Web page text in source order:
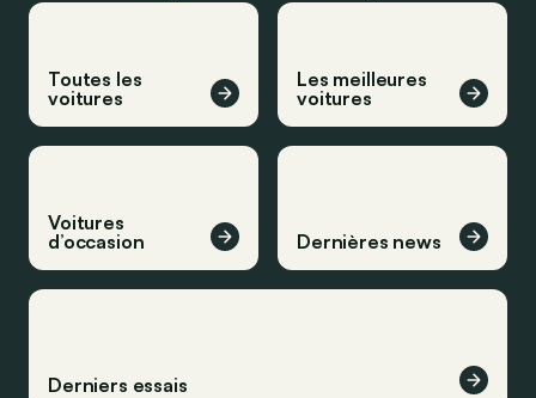
Toutes les
voitures
Les meilleures
voitures
Voitures
d’occasion
Dernières news
Derniers essais